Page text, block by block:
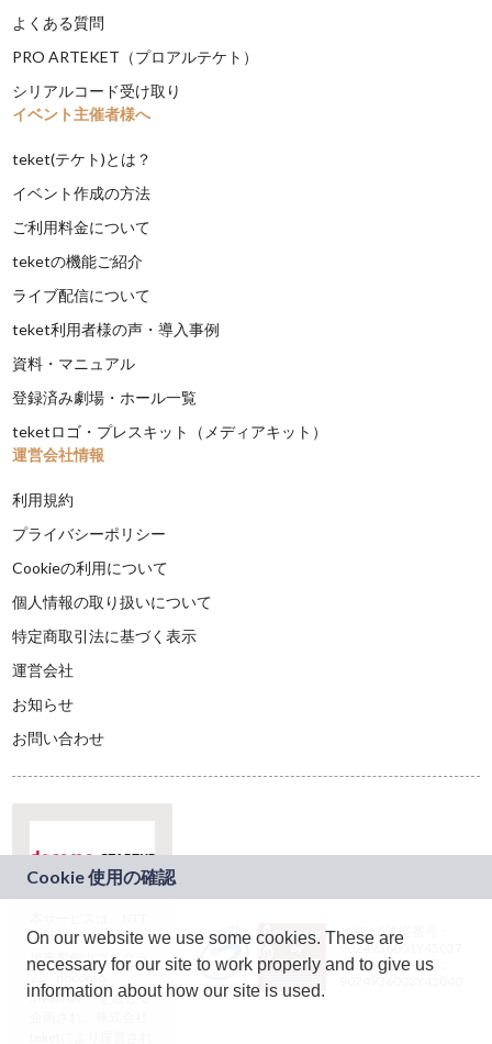
よくある質問
PRO ARTEKET（プロアルテケト）
シリアルコード受け取り
イベント主催者様へ
teket(テケト)とは？
イベント作成の方法
ご利用料金について
teketの機能ご紹介
ライブ配信について
teket利用者様の声・導入事例
資料・マニュアル
登録済み劇場・ホール一覧
teketロゴ・プレスキット（メディアキット）
運営会社情報
利用規約
プライバシーポリシー
Cookieの利用について
個人情報の取り扱いについて
特定商取引法に基づく表示
運営会社
お知らせ
お問い合わせ
ドコモグループの新
規事業創出プログラ
ム「docomo
STARTUP」を通じて
JASRAC許諾番号：
9024936001Y45037
JASRAC許諾番号：
On our website we use some cookies. These are
necessary for our site to work properly and to give us
information about how our site is used.